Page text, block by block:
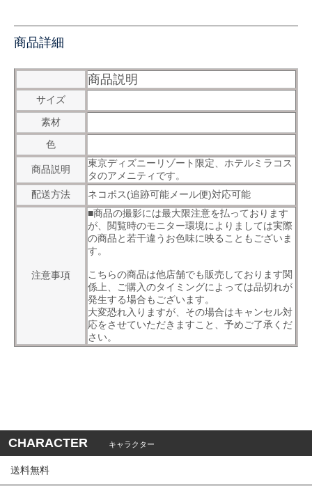
商品詳細
商品説明
サイズ
素材
色
商品説明
東京ディズニーリゾート限定、ホテルミラコス
タのアメニティです。
配送方法
ネコポス(追跡可能メール便)対応可能
注意事項
■商品の撮影には最大限注意を払っております
が、閲覧時のモニター環境によりましては実際
の商品と若干違うお色味に映ることもございま
す。
こちらの商品は他店舗でも販売しております関
係上、ご購入のタイミングによっては品切れが
発生する場合もございます。
大変恐れ入りますが、その場合はキャンセル対
応をさせていただきますこと、予めご了承くだ
さい。
CHARACTER キャラクター
送料無料